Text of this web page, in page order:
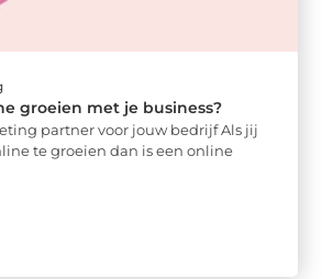
groeien met je business?
partner voor jouw bedrijf Als jij
te groeien dan is een online